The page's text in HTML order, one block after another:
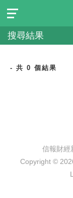
搜尋結果
- 共 0 個結果
信報財經
Copyright ©